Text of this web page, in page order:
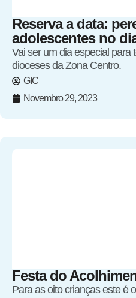
Reserva a data:
adolescentes no
Vai ser um dia especial para
dioceses da Zona Centro.
GIC
Novembro 29, 2023
Festa do
Para as oito crianças este é